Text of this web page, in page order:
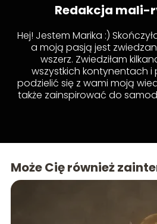
Redakcja mali-
Hej! Jestem Marika :)
a moją pasją jest
wszerz. Zwiedziłam
wszystkich kontynentach i
podzielić się z wami moją
także zainspirować do
Może Cię również